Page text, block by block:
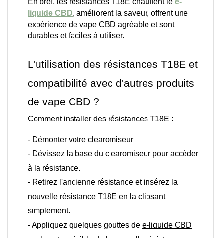
liquide CBD, améliorent la saveur, offrent une
expérience de vape CBD agréable et sont
durables et faciles à utiliser.
L'utilisation des résistances T18E et
compatibilité avec d'autres produits
de vape CBD ?
Comment installer des résistances T18E :
- Démonter votre clearomiseur
- Dévissez la base du clearomiseur pour accéder
à la résistance.
- Retirez l'ancienne résistance et insérez la
nouvelle résistance T18E en la clipsant
simplement.
- Appliquez quelques gouttes de e-liquide CBD